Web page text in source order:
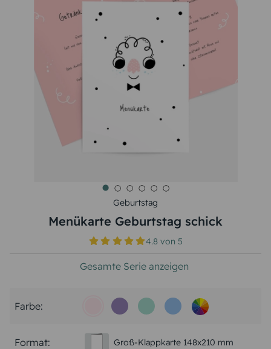
Geburtstag
Menükarte Geburtstag schick
4.8 von5
Gesamte Serie anzeigen
Farbe:
Format: Groß-Klappkarte 148x210 mm